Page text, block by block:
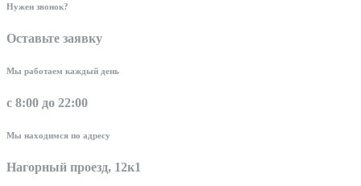
Нужен звонок?
Оставьте заявку
Мы работаем каждый день
с 8:00 до 22:00
Мы находимся по адресу
Нагорный проезд, 12к1